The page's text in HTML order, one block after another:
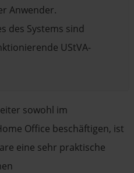
Anwender.
des Systems sind
UStVA-
sowohl im
Office beschäftigen, ist
eine sehr praktische